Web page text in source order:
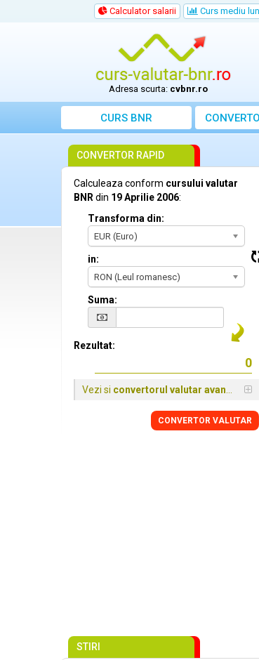
Calculator salarii Curs mediu
Adresa scurta: cvbnr.ro
CURS BNR
CONVERTOR RAPID
Calculeaza conform cursului valutar
BNR din 19 Aprilie 2006:
Transforma din:
EUR (Euro)
in:
RON (Leul romanesc)
Suma:
Rezultat:
Vezi si convertorul valutar avansat
CONVERTOR VALUTAR
STIRI